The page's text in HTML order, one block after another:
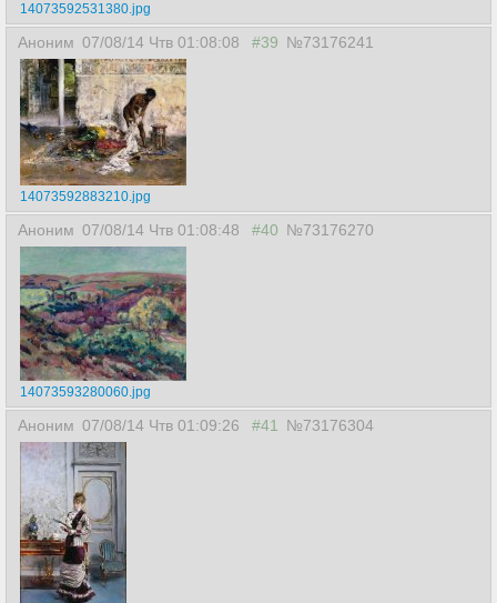
14073592531380.jpg
Аноним 07/08/14 Чтв 01:08:08 #39 №73176241
14073592883210.jpg
Аноним 07/08/14 Чтв 01:08:48 #40 №73176270
14073593280060.jpg
Аноним 07/08/14 Чтв 01:09:26 #41 №73176304